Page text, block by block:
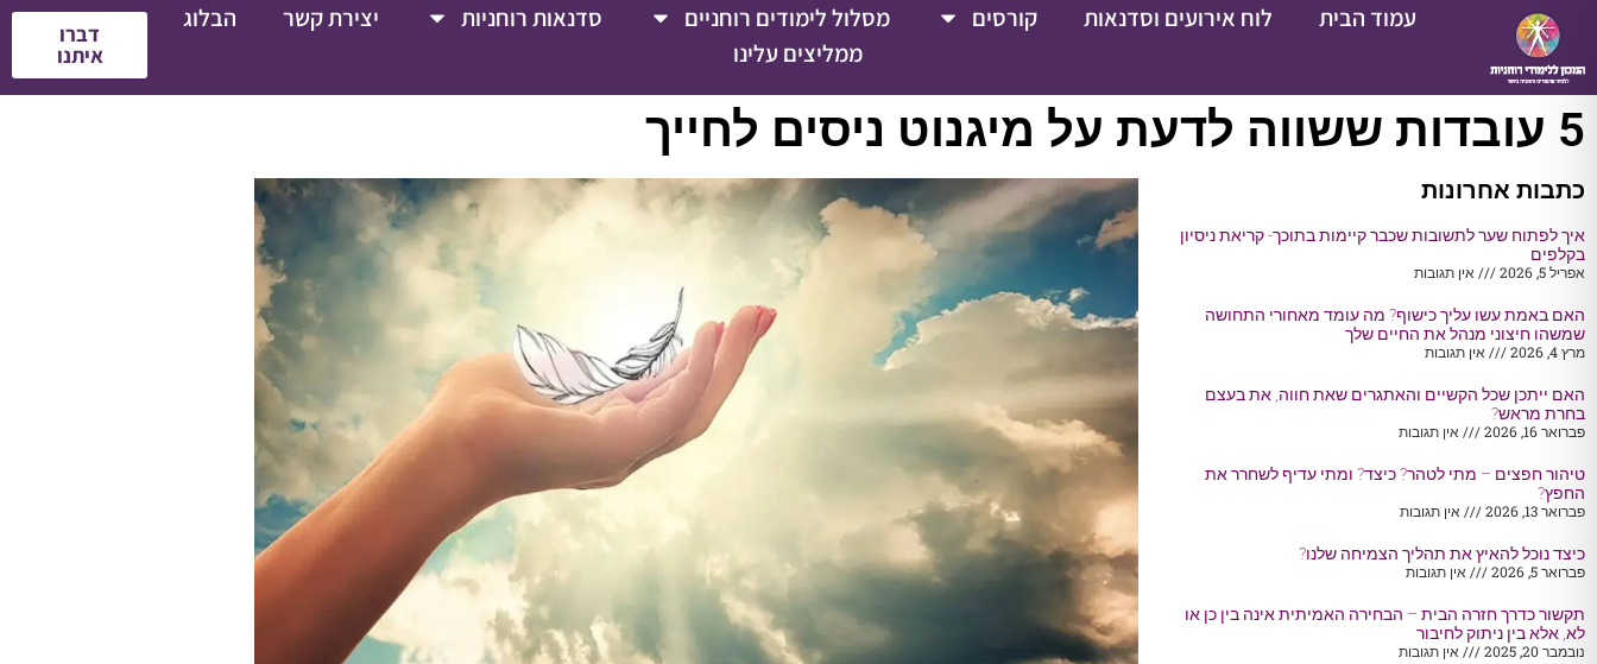
עמוד הבית לוח אירועים וסדנאות קורסים מסלול לימודים רוחניים סדנאות רוחניות יצירת קשר
הבלוג
ממליצים עלינו
דברו
איתנו
5 עובדות ששווה לדעת על מיגנוט ניסים לחייך
כתבות אחרונות
איך לפתוח שער לתשובות שכבר קיימות בתוכך- קריאת ניסיון
בקלפים
אפריל 5, 2026
אין תגובות
האם באמת עשו עליך כישוף? מה עומד מאחורי התחושה
שמשהו חיצוני מנהל את החיים שלך
מרץ 4, 2026
אין תגובות
האם ייתכן שכל הקשיים והאתגרים שאת חווה, את בעצם
בחרת מראש?
פברואר 16, 2026
אין תגובות
טיהור חפצים – מתי לטהר? כיצד? ומתי עדיף לשחרר את
החפץ?
פברואר 13, 2026
אין תגובות
כיצד נוכל להאיץ את תהליך הצמיחה שלנו?
פברואר 5, 2026
אין תגובות
תקשור כדרך חזרה הבית – הבחירה האמיתית אינה בין כן או
לא, אלא בין ניתוק לחיבור
נובמבר 20, 2025
אין תגובות